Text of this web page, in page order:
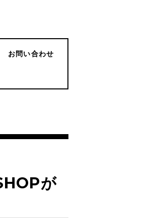
お問い合わせ
が